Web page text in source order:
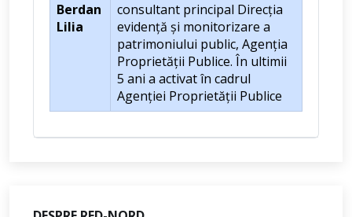
Berdan
Lilia
consultant principal Direcția
evidență și monitorizare a
patrimoniului public, Agenția
Proprietății Publice. În ultimii
5 ani a activat în cadrul
Agenției Proprietății Publice